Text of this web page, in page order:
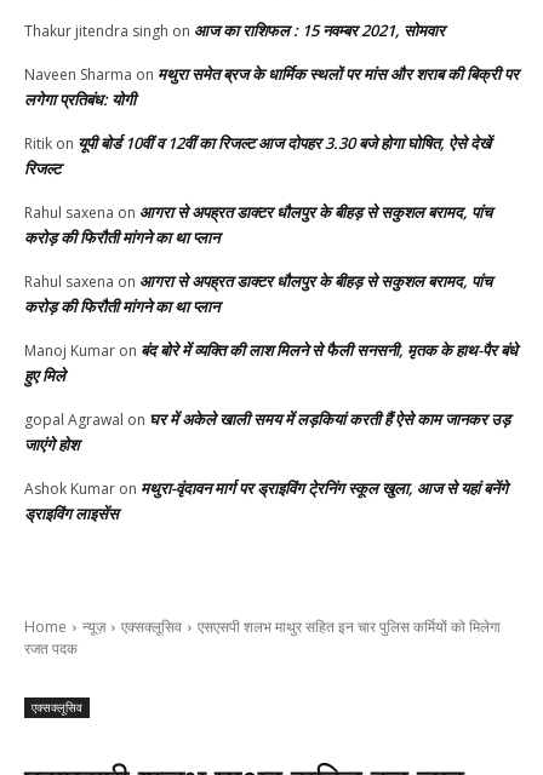
Thakur jitendra singh on आज का राशिफल : 15 नवम्बर 2021, सोमवार
Naveen Sharma on मथुरा समेत ब्रज के धार्मिक स्थलों पर मांस और शराब की बिक्री पर
लगेगा प्रतिबंध: योगी
Ritik on यूपी बोर्ड 10वीं व 12वीं का रिजल्ट आज दोपहर 3.30 बजे होगा घोषित, ऐसे देखें
रिजल्ट
Rahul saxena on आगरा से अपह्रत डाक्टर धौलपुर के बीहड़ से सकुशल बरामद, पांच
करोड़ की फिरौती मांगने का था प्लान
Rahul saxena on आगरा से अपह्रत डाक्टर धौलपुर के बीहड़ से सकुशल बरामद, पांच
करोड़ की फिरौती मांगने का था प्लान
Manoj Kumar on बंद बोरे में व्यक्ति की लाश मिलने से फैली सनसनी, मृतक के हाथ-पैर बंधे
हुए मिले
gopal Agrawal on घर में अकेले खाली समय में लड़कियां करती हैं ऐसे काम जानकर उड़
जाएंगे होश
Ashok Kumar on मथुरा-वृंदावन मार्ग पर ड्राइविंग टे्रनिंग स्कूल खुला, आज से यहां बनेंगे
ड्राइविंग लाइसेंस